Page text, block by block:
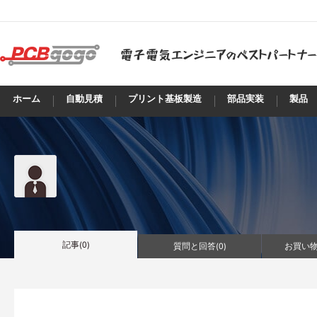
ホーム 自動見積 プリント基板製造 部品実装 製品
記事(0) 質問と回答(0) お買い